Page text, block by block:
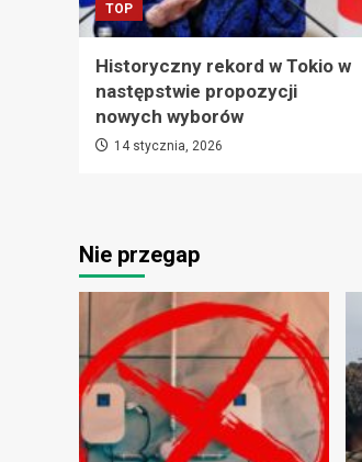
TOP
Historyczny rekord w Tokio w
następstwie propozycji
nowych wyborów
14 stycznia, 2026
Nie przegap